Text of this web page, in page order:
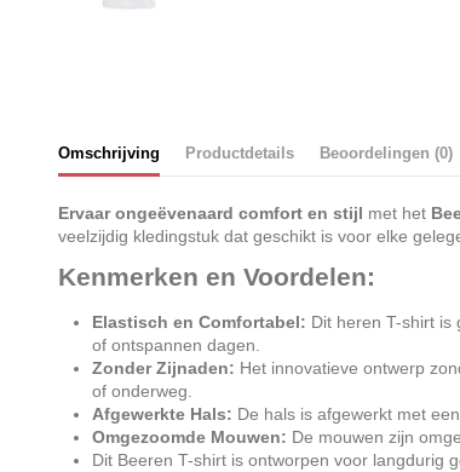
Omschrijving Productdetails Beoordelingen (0)
Ervaar ongeëvenaard comfort en stijl met het
veelzijdig kledingstuk dat geschikt is voor elke
Kenmerken en Voordelen:
Elastisch en Comfortabel: Dit heren T-shirt is
of ontspannen dagen.
Zonder Zijnaden: Het innovatieve ontwerp
of onderweg.
Afgewerkte Hals: De hals is afgewerkt met
Omgezoomde Mouwen: De mouwen zijn
Dit Beeren T-shirt is ontworpen voor langdurig